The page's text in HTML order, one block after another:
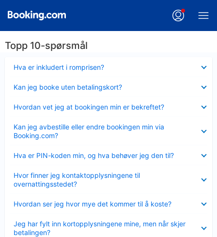
Topp 10-spørsmål
Hva er inkludert i romprisen?
mindre
Kan jeg booke uten betalingskort?
mindre
Hvordan vet jeg at bookingen min er bekreftet?
mindre
Kan jeg avbestille eller endre bookingen min via
Booking.com?
mindre
Hva er PIN-koden min, og hva behøver jeg den til?
mindre
Hvor finner jeg kontaktopplysningene til
overnattingsstedet?
mindre
Hvordan ser jeg hvor mye det kommer til å koste?
mindre
Jeg har fylt inn kortopplysningene mine, men når skjer
betalingen?
mindre